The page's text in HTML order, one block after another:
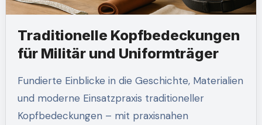
Traditionelle Kopfbedeckungen
für Militär und Uniformträger
Fundierte Einblicke in die Geschichte, Materialien
und moderne Einsatzpraxis traditioneller
Kopfbedeckungen – mit praxisnahen